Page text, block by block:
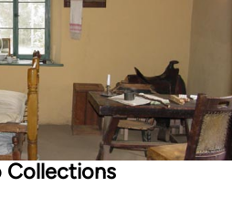
Collections